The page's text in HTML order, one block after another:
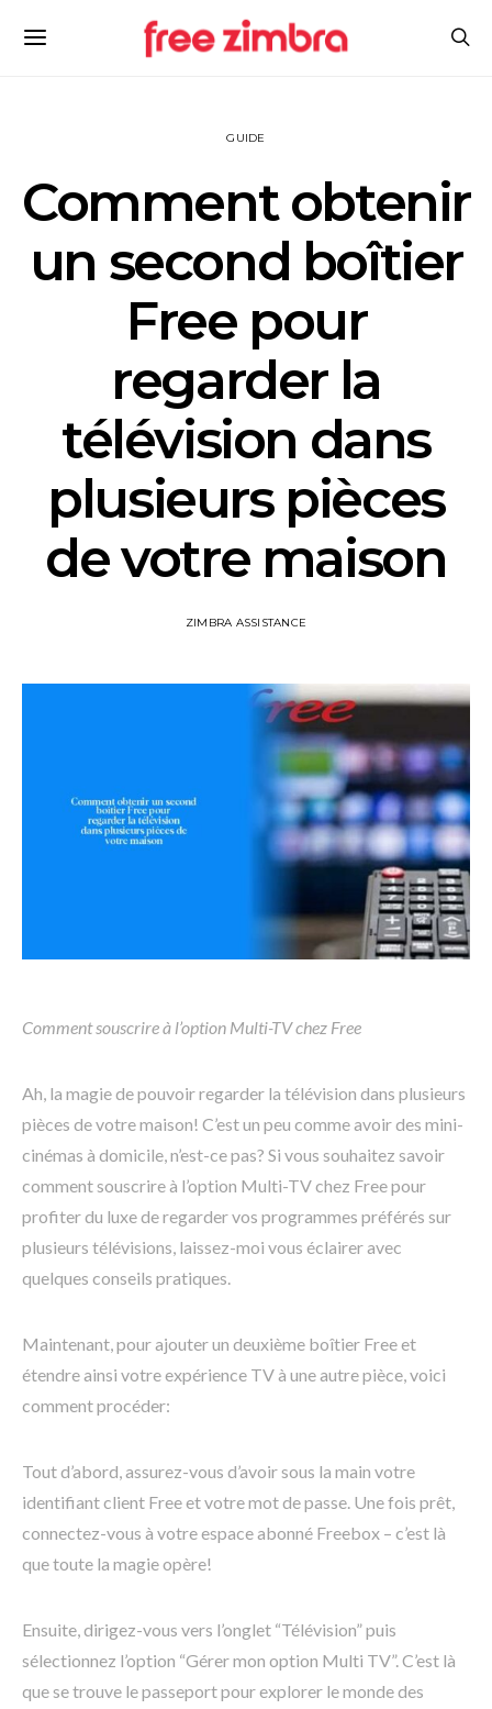
GUIDE
Comment obtenir
un second boîtier
Free pour
regarder la
télévision dans
plusieurs pièces
de votre maison
ZIMBRA ASSISTANCE
Comment souscrire à l’option Multi-TV chez Free
Ah, la magie de pouvoir regarder la télévision dans plusieurs
pièces de votre maison! C’est un peu comme avoir des mini-
cinémas à domicile, n’est-ce pas? Si vous souhaitez savoir
comment souscrire à l’option Multi-TV chez Free pour
profiter du luxe de regarder vos programmes préférés sur
plusieurs télévisions, laissez-moi vous éclairer avec
quelques conseils pratiques.
Maintenant, pour ajouter un deuxième boîtier Free et
étendre ainsi votre expérience TV à une autre pièce, voici
comment procéder:
Tout d’abord, assurez-vous d’avoir sous la main votre
identifiant client Free et votre mot de passe. Une fois prêt,
connectez-vous à votre espace abonné Freebox – c’est là
que toute la magie opère!
Ensuite, dirigez-vous vers l’onglet “Télévision” puis
sélectionnez l’option “Gérer mon option Multi TV”. C’est là
que se trouve le passeport pour explorer le monde des